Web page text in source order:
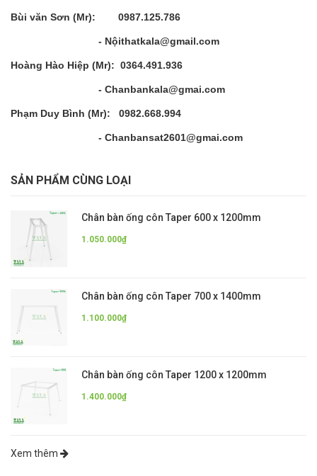
Bùi văn Sơn (Mr): 0987.125.786
- Nộithatkala@gmail.com
Hoàng Hào Hiệp (Mr): 0364.491.936
- Chanbankala@gmai.com
Phạm Duy Bình (Mr): 0982.668.994
- Chanbansat2601@gmai.com
SẢN PHẨM CÙNG LOẠI
Chân bàn ống côn Taper 600 x 1200mm
1.050.000₫
Chân bàn ống côn Taper 700 x 1400mm
1.100.000₫
Chân bàn ống côn Taper 1200 x 1200mm
1.400.000₫
Xem thêm